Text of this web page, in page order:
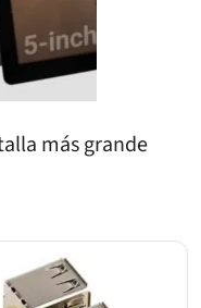
más grande